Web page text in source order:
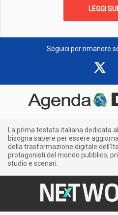
LEGGI
Seguici per rimanere
La prima testata italiana dedicata
bisogna sapere per essere
della trasformazione digitale
protagonisti del mondo pubblico,
studio e scenari.